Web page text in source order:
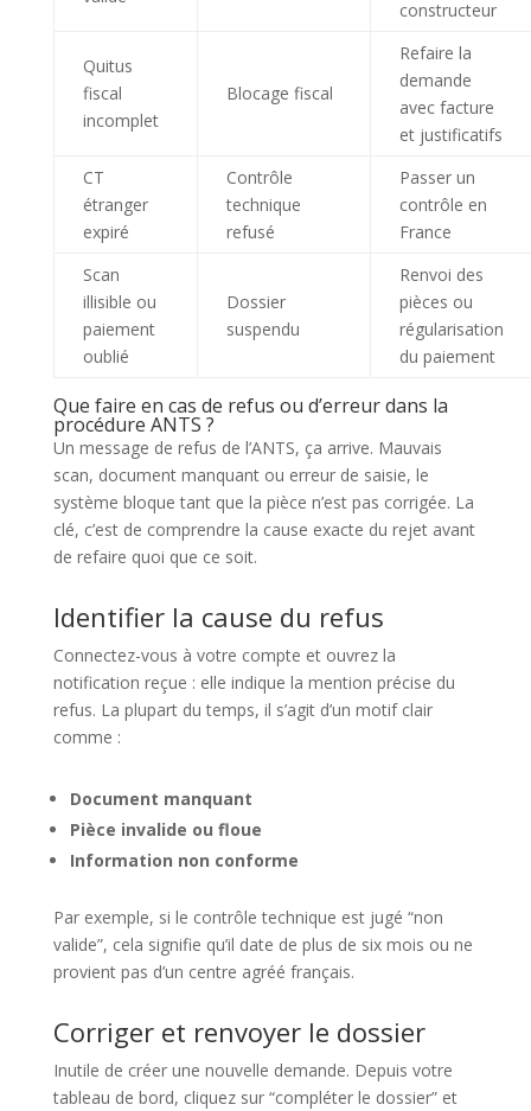
constructeur
Quitus
fiscal
incomplet
Blocage fiscal
Refaire la
demande
avec facture
et justificatifs
CT
étranger
expiré
Contrôle
technique
refusé
Passer un
contrôle en
France
Scan
illisible ou
paiement
oublié
Dossier
suspendu
Renvoi des
pièces ou
régularisation
du paiement
Que faire en cas de refus ou d’erreur dans la
procédure ANTS ?
Un message de refus de l’ANTS, ça arrive. Mauvais
scan, document manquant ou erreur de saisie, le
système bloque tant que la pièce n’est pas corrigée. La
clé, c’est de comprendre la cause exacte du rejet avant
de refaire quoi que ce soit.
Identifier la cause du refus
Connectez-vous à votre compte et ouvrez la
notification reçue : elle indique la mention précise du
refus. La plupart du temps, il s’agit d’un motif clair
comme :
Document manquant
Pièce invalide ou floue
Information non conforme
Par exemple, si le contrôle technique est jugé “non
valide”, cela signifie qu’il date de plus de six mois ou ne
provient pas d’un centre agréé français.
Corriger et renvoyer le dossier
Inutile de créer une nouvelle demande. Depuis votre
tableau de bord, cliquez sur “compléter le dossier” et